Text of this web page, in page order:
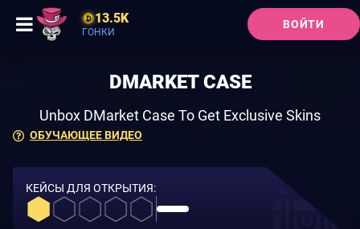
13.5K
ГОНКИ
ВОЙТИ
ОБУЧАЮЩЕЕ ВИДЕО
DMARKET CASE
Unbox DMarket Case To Get Exclusive Skins
КЕЙСЫ ДЛЯ ОТКРЫТИЯ: